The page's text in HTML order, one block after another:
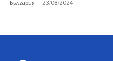
България 23/08/2024